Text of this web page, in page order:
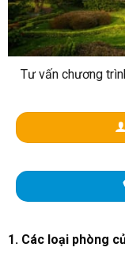
Tư vấn chương
1. Các loại phòng